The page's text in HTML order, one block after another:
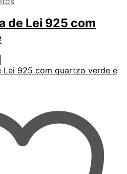
de Lei 925 com